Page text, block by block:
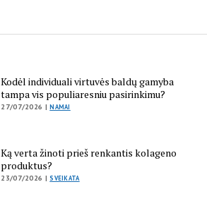
Kodėl individuali virtuvės baldų gamyba
tampa vis populiaresniu pasirinkimu?
27/07/2026 |NAMAI
Ką verta žinoti prieš renkantis kolageno
produktus?
23/07/2026 |SVEIKATA